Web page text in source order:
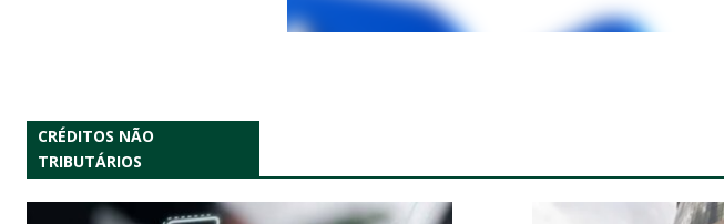
CRÉDITOS NÃO
TRIBUTÁRIOS